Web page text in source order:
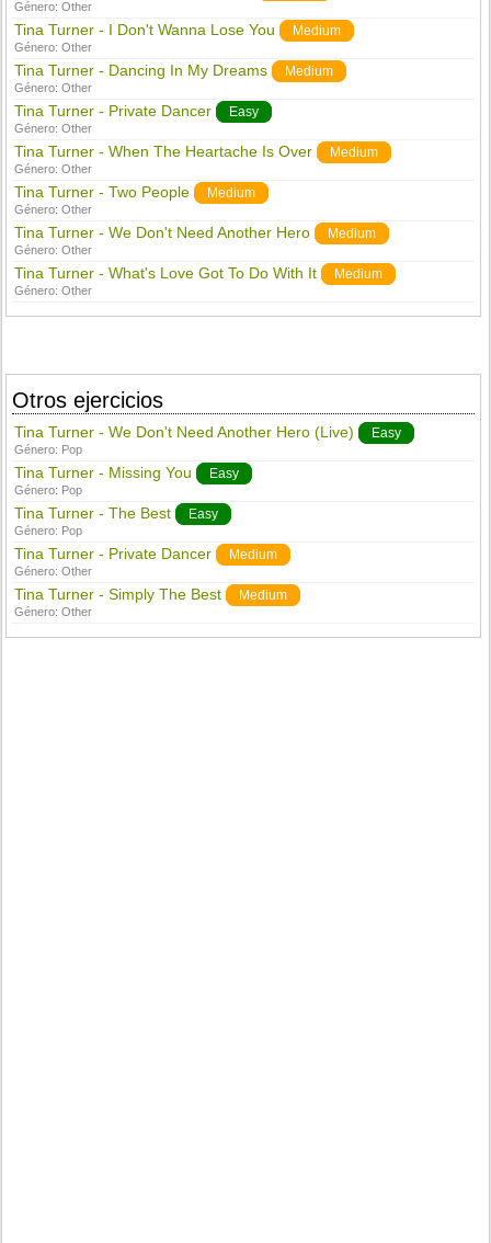
Género:Other
Tina Turner - I Don't Wanna Lose You Medium
Género:Other
Tina Turner - Dancing In My Dreams Medium
Género:Other
Tina Turner - Private Dancer Easy
Género:Other
Tina Turner - When The Heartache Is Over Medium
Género:Other
Tina Turner - Two People Medium
Género:Other
Tina Turner - We Don't Need Another Hero Medium
Género:Other
Tina Turner - What's Love Got To Do With It Medium
Género:Other
Otros ejercicios
Tina Turner - We Don't Need Another Hero (Live) Easy
Género: Pop
Tina Turner - Missing You Easy
Género: Pop
Tina Turner - The Best Easy
Género: Pop
Tina Turner - Private Dancer Medium
Género:Other
Tina Turner - Simply The Best Medium
Género:Other